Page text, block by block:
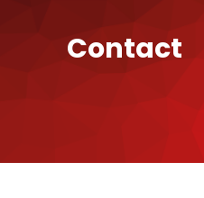
Contact